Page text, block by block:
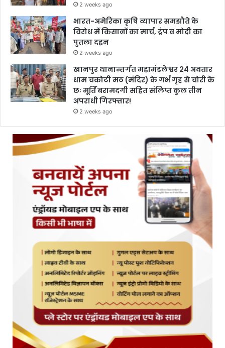
2 weeks ago
भारत-अमेरिका कृषि व्यापार समझौते के
विरोध में किसानों का मार्च, ट्रंप व मोदी का
पुतला दहन
2 weeks ago
खानपुर थानान्तर्गत महामंडलेश्वर 24 अवतार
धाम चकोटी मठ (मंदिर) के गर्भ गृह से चोरी के
छः मूर्ति बरामदगी सहित संलिप्त कुल तीन
अपराधी गिरफ्तार!
2 weeks ago